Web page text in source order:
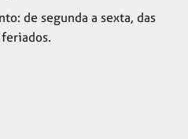
de segunda a sexta, das